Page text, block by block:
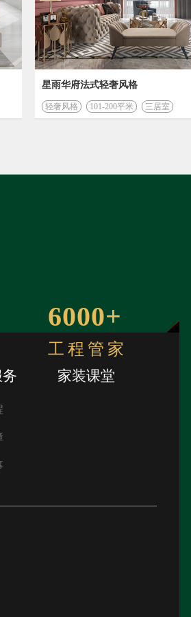
星雨华府法式轻奢风格
轻奢风格 101-200平米 三居室
6000+
工程管家
家装课堂